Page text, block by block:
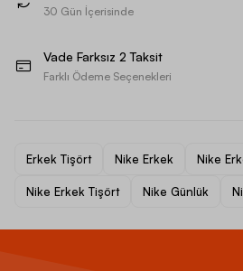
30 Gün İçerisinde
Vade Farksız 2 Taksit
Farklı Ödeme Seçenekleri
Erkek Tişört Nike Erkek Nike
Nike Erkek Tişört Nike Günlük